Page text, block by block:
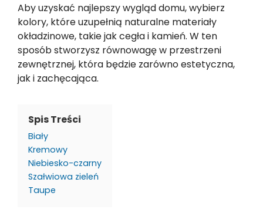
Aby uzyskać najlepszy wygląd domu, wybierz
kolory, które uzupełnią naturalne materiały
okładzinowe, takie jak cegła i kamień. W ten
sposób stworzysz równowagę w przestrzeni
zewnętrznej, która będzie zarówno estetyczna,
jak i zachęcająca.
Spis Treści
Biały
Kremowy
Niebiesko-czarny
Szałwiowa zieleń
Taupe